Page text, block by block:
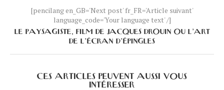
[pencilang en_GB='Next post' fr_FR='Article suivant'
language_code='Your language text' /]
LE PAYSAGISTE, FILM DE JACQUES DROUIN OU L’ART
DE L’ÉCRAN D’ÉPINGLES
CES ARTICLES PEUVENT AUSSI VOUS
INTÉRESSER